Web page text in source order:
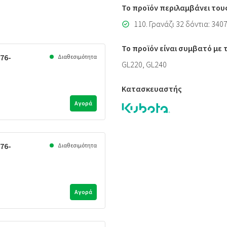
Διαθεσιμότητα
Αγορά
Διαθεσιμότητα
Αγορά
Το προϊόν περιλαμβάνει
110. Γρανάζι 32 δόντια:
Το προϊόν είναι συμβατό
GL220, GL240
Κατασκευαστής